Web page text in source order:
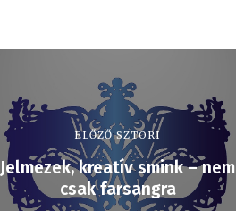
ELŐZŐ SZTORI
Jelmezek, kreatív smink – nem
csak farsangra